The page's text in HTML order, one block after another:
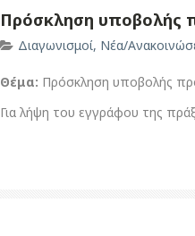
Πρόσκληση υποβολής
Διαγωνισμοί, Νέα/
Θέμα: Πρόσκληση υποβολής
Για λήψη του εγγράφου της